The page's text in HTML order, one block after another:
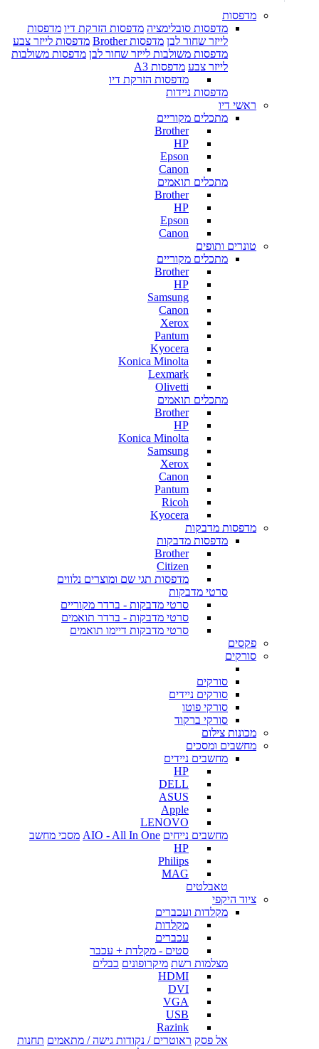
מדפסות
מדפסות סובלימציה מדפסות הזרקת דיו מדפסות
לייזר שחור לבן מדפסות Brother
מדפסות לייזר צבע
מדפסות משולבות לייזר שחור לבן מדפסות משולבות
לייזר צבע מדפסות A3
מדפסות הזרקת דיו
מדפסות ניידות
ראשי דיו
מתכלים מקוריים
Brother
HP
Epson
Canon
מתכלים תואמים
Brother
HP
Epson
Canon
טונרים ותופים
מתכלים מקוריים
Brother
HP
Samsung
Canon
Xerox
Pantum
Kyocera
Konica Minolta
Lexmark
Olivetti
מתכלים תואמים
Brother
HP
Konica Minolta
Samsung
Xerox
Canon
Pantum
Ricoh
Kyocera
מדפסות מדבקות
מדפסות מדבקות
Brother
Citizen
מדפסות תגי שם ומוצרים נלווים
סרטי מדבקות
סרטי מדבקות - ברדר מקוריים
סרטי מדבקות - ברדר תואמים
סרטי מדבקות דיימו תואמים
פקסים
סורקים
סורקים
סורקים ניידים
סורקי פוטו
סורקי ברקוד
מכונות צילום
מחשבים ומסכים
מחשבים ניידים
HP
DELL
ASUS
Apple
LENOVO
מחשבים נייחים AIO - All In One מסכי מחשב
HP
Philips
MAG
טאבלטים
ציוד היקפי
מקלדות ועכברים
מקלדות
עכברים
סטים - מקלדת + עכבר
מצלמות רשת מיקרופונים כבלים
HDMI
DVI
VGA
USB
Razink
אל פסק ראוטרים / נקודות גישה / מתאמים תחנות